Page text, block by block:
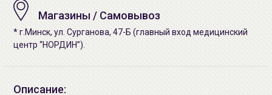
Магазины / Самовывоз
* г.Минск, ул. Сурганова, 47-Б (главный вход медицинский
центр “НОРДИН”).
Описание: